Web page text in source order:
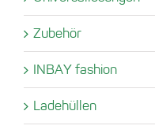
Zubehör
INBAY fashion
Ladehüllen